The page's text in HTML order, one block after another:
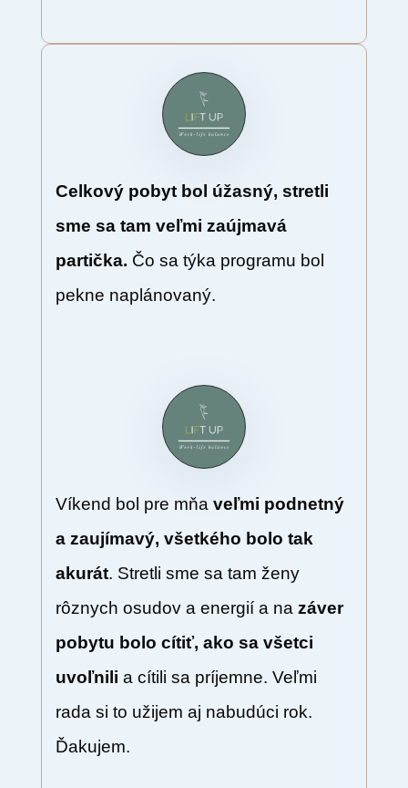
Celkový pobyt bol úžasný, stretli
sme sa tam veľmi zaújmavá
partička. Čo sa týka programu bol
pekne naplánovaný.
Víkend bol pre mňa veľmi podnetný
a zaujímavý, všetkého bolo tak
akurát. Stretli sme sa tam ženy
rôznych osudov a energií a na záver
pobytu bolo cítiť, ako sa všetci
uvoľnili a cítili sa príjemne. Veľmi
rada si to užijem aj nabudúci rok.
Ďakujem.